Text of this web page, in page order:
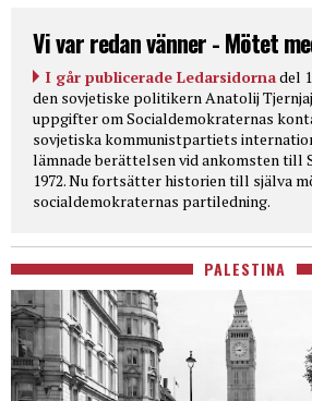
Vi var redan vänner - Mötet
I går publicerade Ledarsidornadel
den sovjetiske politikern Anatolij
uppgifter om Socialdemokraternas
sovjetiska kommunistpartiets
lämnade berättelsen vid ankomsten till
1972. Nu fortsätter historien till själva
socialdemokraternas partiledning.
PALESTINA